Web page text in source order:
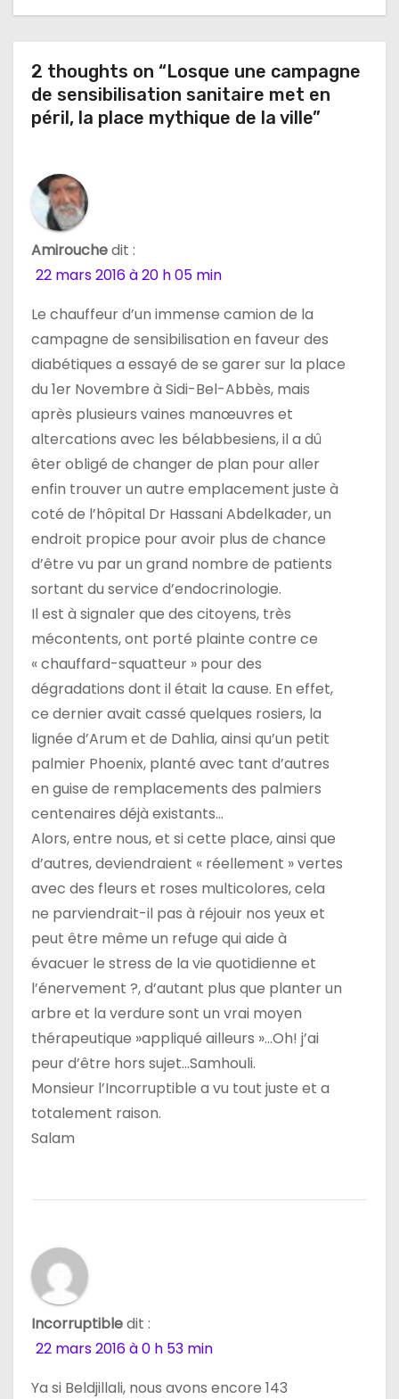
t
o
n
d
e
a
r
t
c
e
2 thoughts on “Losque une campagne
de sensibilisation sanitaire met en
péril, la place mythique de la ville”
Amirouchedit :
22 mars 2016 à 20 h 05 min
Le chauffeur d’un immense camion de la
campagne de sensibilisation en faveur des
diabétiques a essayé de se garer sur la place
du 1er Novembre à Sidi-Bel-Abbès, mais
après plusieurs vaines manœuvres et
altercations avec les bélabbesiens, il a dû
êter obligé de changer de plan pour aller
enfin trouver un autre emplacement juste à
coté de l’hôpital Dr Hassani Abdelkader, un
endroit propice pour avoir plus de chance
d’être vu par un grand nombre de patients
sortant du service d’endocrinologie.
Il est à signaler que des citoyens, très
mécontents, ont porté plainte contre ce
« chauffard-squatteur » pour des
dégradations dont il était la cause. En effet,
ce dernier avait cassé quelques rosiers, la
lignée d’Arum et de Dahlia, ainsi qu’un petit
palmier Phoenix, planté avec tant d’autres
en guise de remplacements des palmiers
centenaires déjà existants…
Alors, entre nous, et si cette place, ainsi que
d’autres, deviendraient « réellement » vertes
avec des fleurs et roses multicolores, cela
ne parviendrait-il pas à réjouir nos yeux et
peut être même un refuge qui aide à
évacuer le stress de la vie quotidienne et
l’énervement ?, d’autant plus que planter un
arbre et la verdure sont un vrai moyen
thérapeutique »appliqué ailleurs »…Oh! j’ai
peur d’être hors sujet…Samhouli.
Monsieur l’Incorruptible a vu tout juste et a
totalement raison.
Salam
Incorruptibledit :
22 mars 2016 à 0 h 53 min
Ya si Beldjillali, nous avons encore 143